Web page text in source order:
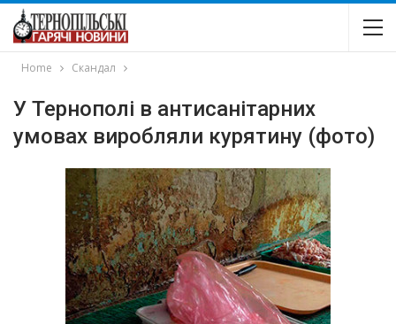
Home Скандал
У Тернополі в антисанітарних
умовах виробляли курятину (фото)